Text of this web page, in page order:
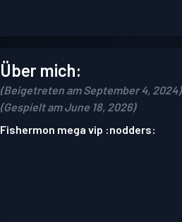
Über mich:
(Beigetreten am September 4, 2024)
(Gespielt am June 18, 2026)
Fishermon mega vip :nodders: